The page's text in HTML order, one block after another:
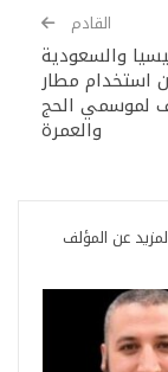
القادم
والسعودية
استخدام مطار
لموسمي الحج
والعمرة
عن المؤلف